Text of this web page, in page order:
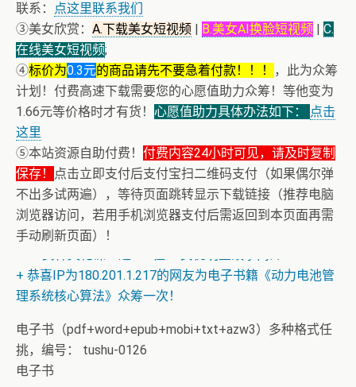
联系：
点这里联系我们
③美女欣赏： A.下载美女短视频 | B.美女AI换脸短视频 | C.
在线美女短视频;
④标价为0.3元的商品请先不要急着付款！！！
，此为众筹
计划！付费高速下载需要您的心愿值助力众筹！等他变为
1.66元等价格时才有货！ 心愿值助力具体办法如下：
点击
这里
⑤本站资源自助付费！ 付费内容24小时可见，请及时复制
保存！
点击立即支付后支付宝扫二维码支付（如果偶尔弹
不出多试两遍），等待页面跳转显示下载链接（推荐电脑
浏览器访问，若用手机浏览器支付后需返回到本页面再需
手动刷新页面）！
+ AV女神三上悠亚AI换脸小视频
+ 恭喜IP为180.201.1.217的网友为电子书籍《动力电池管
理系统核心算法》众筹一次！
电子书（pdf+word+epub+mobi+txt+azw3）多种格式任
挑，编号： tushu-0126
电子书